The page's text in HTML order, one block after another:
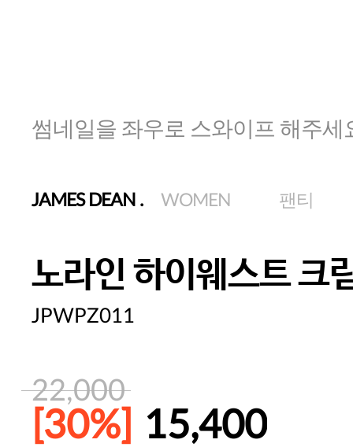
썸네일을 좌우로 스와이프 해주세
JAMES DEAN . WOMEN 팬티
노라인 하이웨스트 크
JPWPZ011
22,000
[30%] 15,400